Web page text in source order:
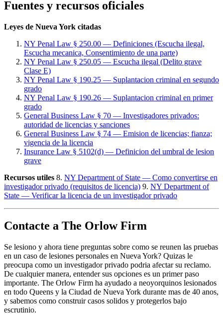
Fuentes y recursos oficiales
Leyes de Nueva York citadas
NY Penal Law § 250.00 — Definiciones (Escucha ilegal,
Escucha mecanica, Consentimiento de una parte)
NY Penal Law § 250.05 — Escucha ilegal (Delito grave
Clase E)
NY Penal Law § 190.25 — Suplantacion criminal en segundo
grado
NY Penal Law § 190.26 — Suplantacion criminal en primer
grado
General Business Law § 70 — Investigadores privados:
autoridad de licencias y sanciones
General Business Law § 74 — Emision de licencias; fianza;
vigencia de la licencia
Insurance Law § 5102(d) — Definicion del umbral de lesion
grave
Recursos utiles 8. NY Department of State — Como convertirse en
investigador privado (requisitos de licencia) 9. NY Department of
State — Verificar la licencia de un investigador privado
Contacte a The Orlow Firm
Se lesiono y ahora tiene preguntas sobre como se reunen las pruebas
en un caso de lesiones personales en Nueva York? Quizas le
preocupa como un investigador privado podria afectar su reclamo.
De cualquier manera, entender sus opciones es un primer paso
importante. The Orlow Firm ha ayudado a neoyorquinos lesionados
en todo Queens y la Ciudad de Nueva York durante mas de 40 anos,
y sabemos como construir casos solidos y protegerlos bajo
escrutinio.